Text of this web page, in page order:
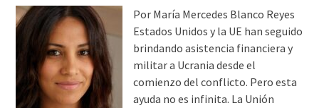
Por María Mercedes Blanco Reyes
Estados Unidos y la UE han seguido
brindando asistencia financiera y
militar a Ucrania desde el
comienzo del conflicto. Pero esta
ayuda no es infinita. La Unión